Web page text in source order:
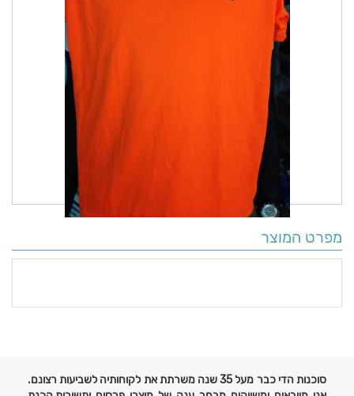
מפרט המוצר
סוכנות הדי כבר מעל 35 שנה משרתת את לקוחותיה לשביעות רצונם.